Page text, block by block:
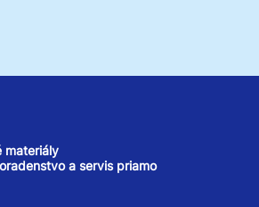
materiály
a servis priamo